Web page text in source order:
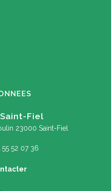
Fiel
23000 Saint-Fiel
55 52 07 36